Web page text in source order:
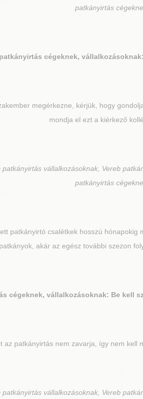
patkányirtás
patkányirtás cégeknek,
megérkezne, kérjük, hogy
mondja el ezt a kiérkező
vállalkozásoknak, Vereb
patkányirtás
patkányirtó csalétkek hosszú
patkányok, akár az egész további szezon
cégeknek, vállalkozásoknak: Be kell
az patkányirtás nem zavarja, így nem kell
vállalkozásoknak, Vereb